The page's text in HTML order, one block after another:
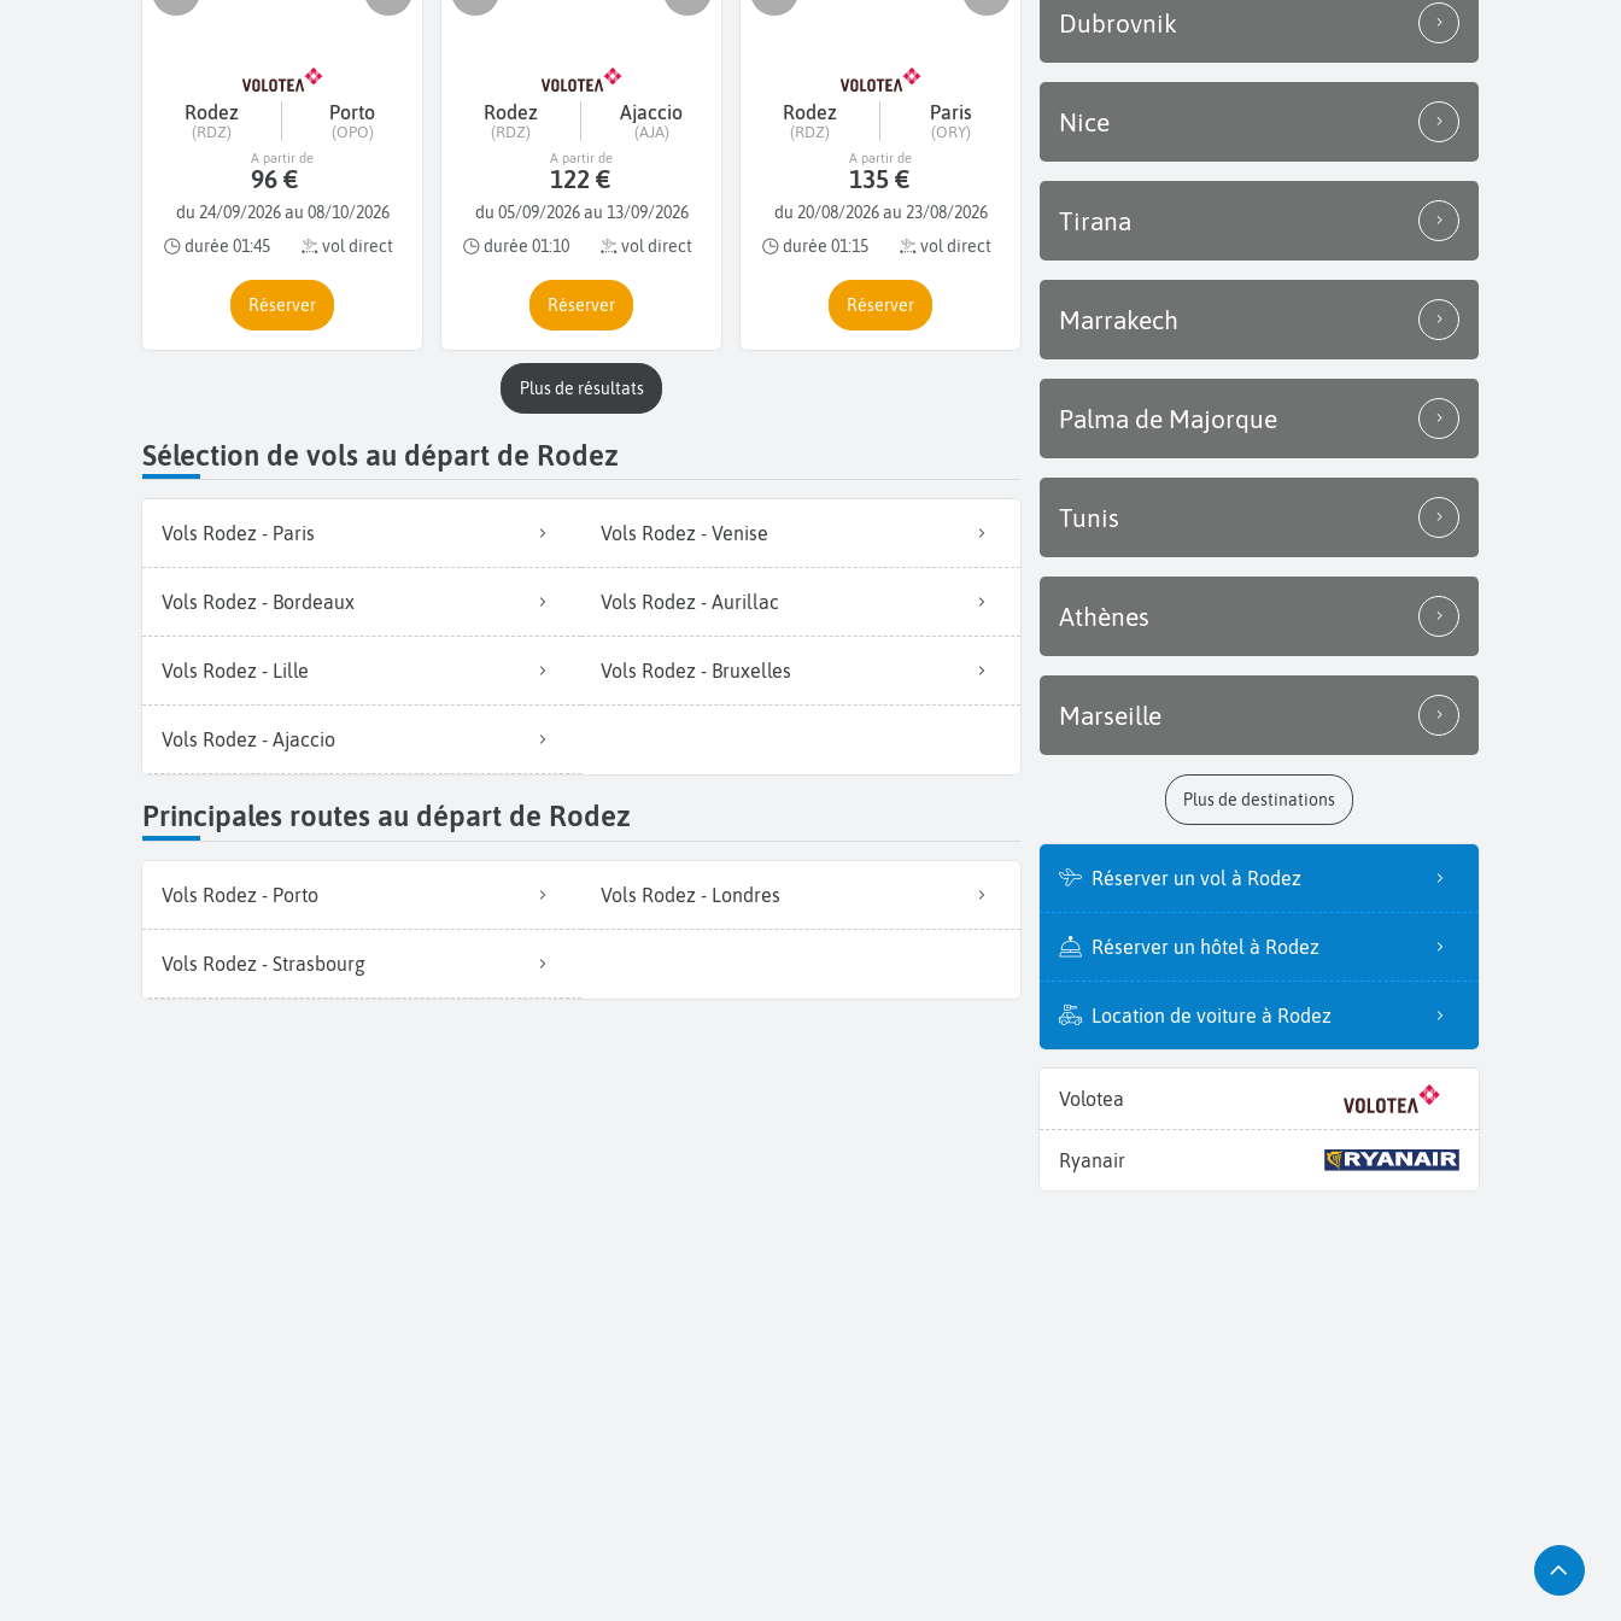
Rodez
(RDZ)
Porto
(OPO)
du 24/09/2026 au 08/10/2026
durée 01:45
vol direct
A partir de
96 €
Réserver
Rodez
(RDZ)
Ajaccio
(AJA)
du 05/09/2026 au 13/09/2026
durée 01:10
vol direct
A partir de
122 €
Réserver
Rodez
(RDZ)
Paris
(ORY)
du 20/08/2026 au 23/08/2026
durée 01:15
vol direct
A partir de
135 €
Réserver
plus de résultats
Sélection de vols au départ de Rodez
Vols Rodez - Paris Vols Rodez - Venise
Vols Rodez - Bordeaux Vols Rodez - Aurillac
Vols Rodez - Lille Vols Rodez - Bruxelles
Vols Rodez - Ajaccio
Principales routes au départ de Rodez
Vols Rodez - Porto Vols Rodez - Londres
Vols Rodez - Strasbourg
Dubrovnik
Nice
Tirana
Marrakech
Palma de Majorque
Tunis
Athènes
Marseille
Plus de destinations
Réserver un vol à Rodez
Réserver un hôtel à Rodez
Location de voiture à Rodez
Volotea
Ryanair